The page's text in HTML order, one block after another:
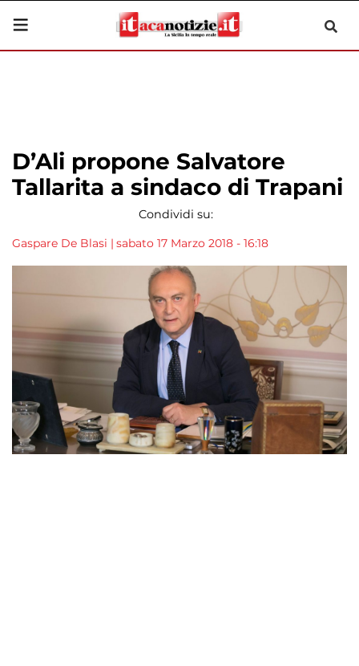
D’Ali propone Salvatore
Tallarita a sindaco di Trapani
Condividi su:
Gaspare De Blasi | sabato 17 Marzo 2018 - 16:18